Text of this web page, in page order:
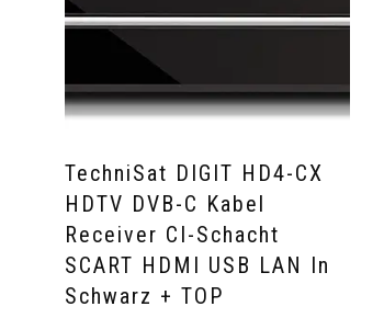
TechniSat DIGIT HD4-CX
HDTV DVB-C Kabel
Receiver CI-Schacht
SCART HDMI USB LAN In
Schwarz + TOP